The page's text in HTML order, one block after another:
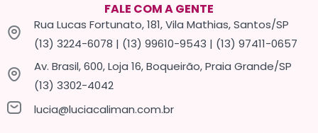
FALE COM A GENTE
Rua Lucas Fortunato, 181, Vila Mathias, Santos/SP
(13) 3224-6078 | (13) 99610-9543 | (13) 97411-0657
Av. Brasil, 600, Loja 16, Boqueirão, Praia Grande/SP
(13) 3302-4042
lucia@luciacaliman.com.br